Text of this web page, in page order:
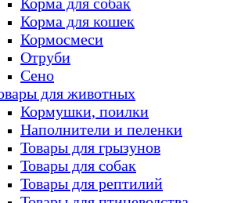
Корма для кошек
Кормосмеси
Отруби
Сено
для животных
Кормушки, поилки
Наполнители и пеленки
Товары для грызунов
Товары для собак
Товары для рептилий